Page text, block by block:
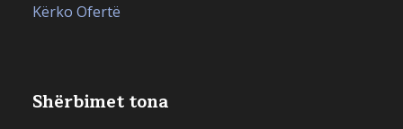
Kërko Ofertë
Shërbimet tona